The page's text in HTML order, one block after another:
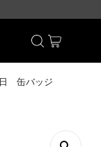
日 缶バッジ